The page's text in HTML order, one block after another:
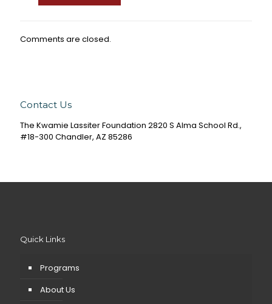
Comments are closed.
Contact Us
The Kwamie Lassiter Foundation 2820 S Alma School Rd.,
#18-300 Chandler, AZ 85286
Quick Links
Programs
About Us